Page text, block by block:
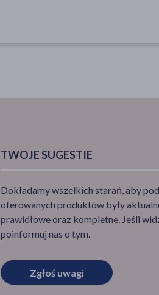
TWOJE SUGESTIE
Dokładamy wszelkich starań, aby
oferowanych produktów były
prawidłowe oraz kompletne. Jeśli
poinformuj nas o tym.
Zgłoś uwagi